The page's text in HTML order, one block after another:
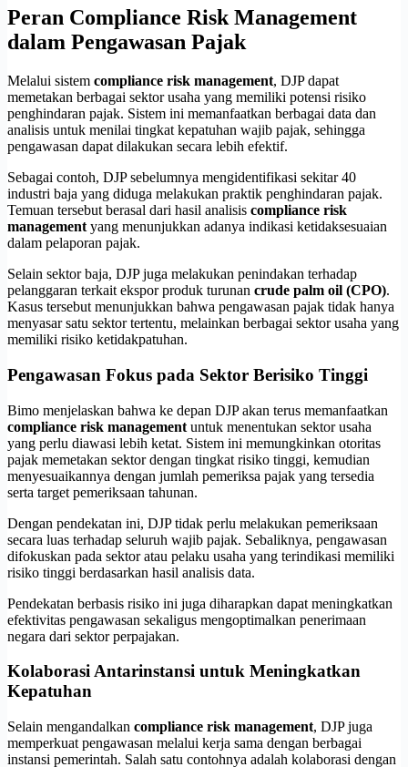
Peran Compliance Risk Management
dalam Pengawasan Pajak
Melalui sistem compliance risk management, DJP dapat
memetakan berbagai sektor usaha yang memiliki potensi risiko
penghindaran pajak. Sistem ini memanfaatkan berbagai data dan
analisis untuk menilai tingkat kepatuhan wajib pajak, sehingga
pengawasan dapat dilakukan secara lebih efektif.
Sebagai contoh, DJP sebelumnya mengidentifikasi sekitar 40
industri baja yang diduga melakukan praktik penghindaran pajak.
Temuan tersebut berasal dari hasil analisis compliance risk
management yang menunjukkan adanya indikasi ketidaksesuaian
dalam pelaporan pajak.
Selain sektor baja, DJP juga melakukan penindakan terhadap
pelanggaran terkait ekspor produk turunan crude palm oil (CPO).
Kasus tersebut menunjukkan bahwa pengawasan pajak tidak hanya
menyasar satu sektor tertentu, melainkan berbagai sektor usaha yang
memiliki risiko ketidakpatuhan.
Pengawasan Fokus pada Sektor Berisiko Tinggi
Bimo menjelaskan bahwa ke depan DJP akan terus memanfaatkan
compliance risk management untuk menentukan sektor usaha
yang perlu diawasi lebih ketat. Sistem ini memungkinkan otoritas
pajak memetakan sektor dengan tingkat risiko tinggi, kemudian
menyesuaikannya dengan jumlah pemeriksa pajak yang tersedia
serta target pemeriksaan tahunan.
Dengan pendekatan ini, DJP tidak perlu melakukan pemeriksaan
secara luas terhadap seluruh wajib pajak. Sebaliknya, pengawasan
difokuskan pada sektor atau pelaku usaha yang terindikasi memiliki
risiko tinggi berdasarkan hasil analisis data.
Pendekatan berbasis risiko ini juga diharapkan dapat meningkatkan
efektivitas pengawasan sekaligus mengoptimalkan penerimaan
negara dari sektor perpajakan.
Kolaborasi Antarinstansi untuk Meningkatkan
Kepatuhan
Selain mengandalkan compliance risk management, DJP juga
memperkuat pengawasan melalui kerja sama dengan berbagai
instansi pemerintah. Salah satu contohnya adalah kolaborasi dengan